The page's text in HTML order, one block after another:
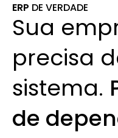
ERP DE VERDADE
Sua
precisa
sistema.
de